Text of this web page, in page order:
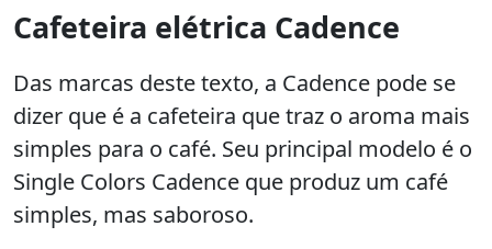
Cafeteira elétrica Cadence
Das marcas deste texto, a Cadence pode se
dizer que é a cafeteira que traz o aroma mais
simples para o café. Seu principal modelo é o
Single Colors Cadence que produz um café
simples, mas saboroso.